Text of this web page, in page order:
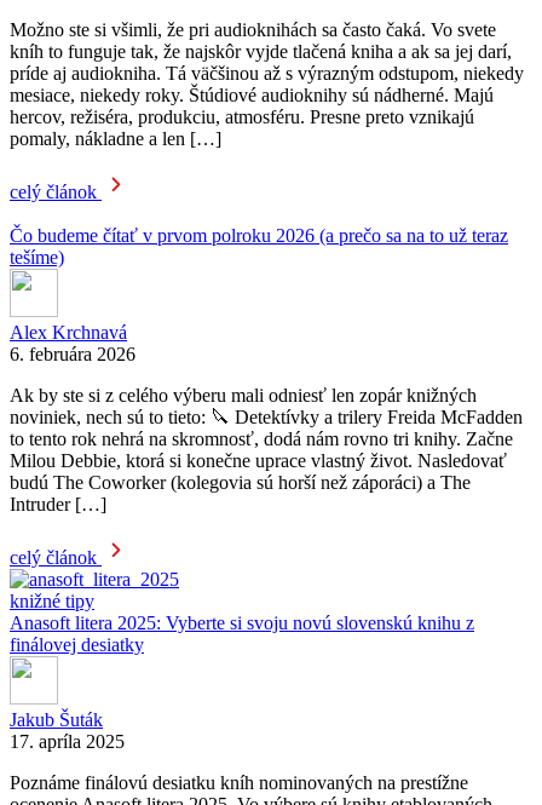
Možno ste si všimli, že pri audioknihách sa často čaká. Vo svete
kníh to funguje tak, že najskôr vyjde tlačená kniha a ak sa jej darí,
príde aj audiokniha. Tá väčšinou až s výrazným odstupom, niekedy
mesiace, niekedy roky. Štúdiové audioknihy sú nádherné. Majú
hercov, režiséra, produkciu, atmosféru. Presne preto vznikajú
pomaly, nákladne a len […]
celý článok
Čo budeme čítať v prvom polroku 2026 (a prečo sa na to už teraz
tešíme)
Alex Krchnavá
6. februára 2026
Ak by ste si z celého výberu mali odniesť len zopár knižných
noviniek, nech sú to tieto: 🔪 Detektívky a trilery Freida McFadden
to tento rok nehrá na skromnosť, dodá nám rovno tri knihy. Začne
Milou Debbie, ktorá si konečne uprace vlastný život. Nasledovať
budú The Coworker (kolegovia sú horší než záporáci) a The
Intruder […]
celý článok
knižné tipy
Anasoft litera 2025: Vyberte si svoju novú slovenskú knihu z
finálovej desiatky
Jakub Šuták
17. apríla 2025
Poznáme finálovú desiatku kníh nominovaných na prestížne